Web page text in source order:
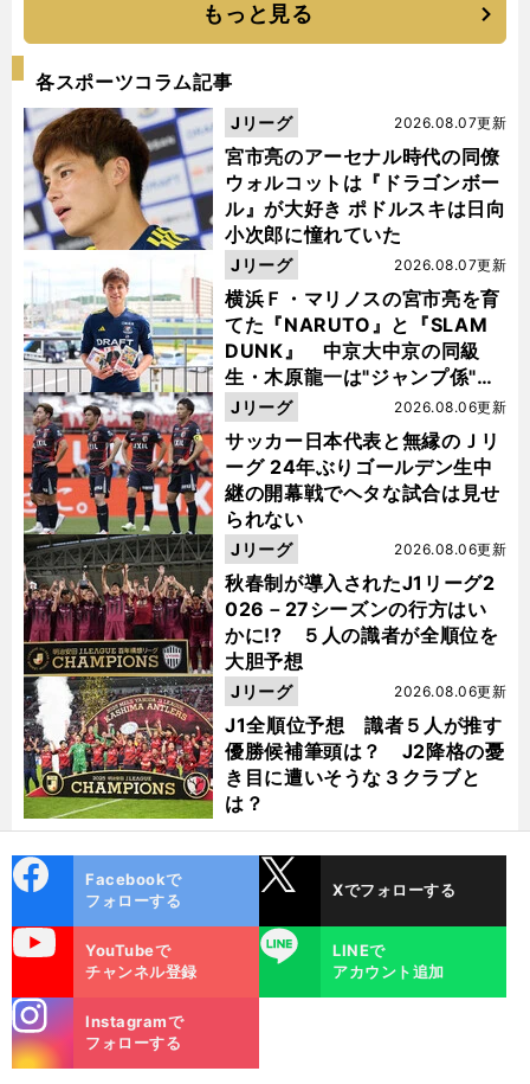
もっと見る
各スポーツコラム記事
宮市亮のアーセナル時代の同僚
ウォルコットは『ドラゴンボー
ル』が大好き ポドルスキは日向
小次郎に憧れていた
2026.08.07更新
Jリーグ
横浜Ｆ・マリノスの宮市亮を育
てた『NARUTO』と『SLAM
DUNK』 中京大中京の同級
生・木原龍一は"ジャンプ係"だ
った
2026.08.07更新
Jリーグ
サッカー日本代表と無縁のＪリ
ーグ 24年ぶりゴールデン生中
継の開幕戦でヘタな試合は見せ
られない
2026.08.06更新
Jリーグ
秋春制が導入されたJ1リーグ2
026－27シーズンの行方はい
かに!? ５人の識者が全順位を
大胆予想
2026.08.06更新
Jリーグ
J1全順位予想 識者５人が推す
優勝候補筆頭は？ J2降格の憂
き目に遭いそうな３クラブと
は？
2026.08.06更新
Jリーグ
ok
Facebookで
フォローする
Xでフォローする
YouTubeで
チャンネル登録
LINE
LINEで
アカウント追加
m
Instagramで
フォローする